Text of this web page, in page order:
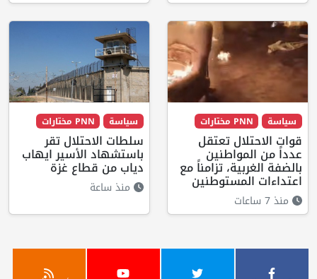
سياسة PNN مختارات
قوات الاحتلال تعتقل
عدداً من المواطنين
بالضفة الغربية، تزامناً مع
اعتداءات المستوطنين
منذ 7 ساعات
سياسة PNN مختارات
سلطات الاحتلال تقر
باستشهاد الأسير ايهاب
دياب من قطاع غزة
منذ ساعة